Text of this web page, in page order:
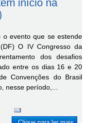
início na
o evento que se estende
O IV Congresso da
dos desafios
entre os dias 16 e 20
Convenções do Brasil
nesse período,...